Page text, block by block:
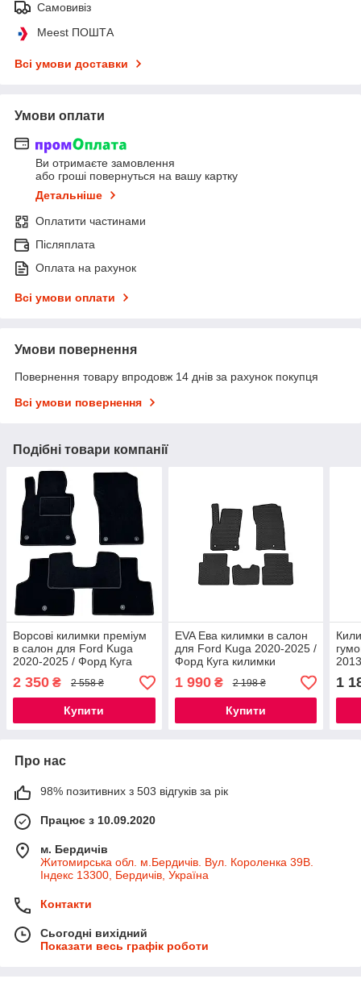
Самовивіз
Meest ПОШТА
Всі умови доставки
Умови оплати
Ви отримаєте замовлення
або гроші повернуться на вашу картку
Детальніше
Оплатити частинами
Післяплата
Оплата на рахунок
Всі умови оплати
Умови повернення
Повернення товару впродовж 14 днів за рахунок покупця
Всі умови повернення
Подібні товари компанії
Ворсові килимки преміум
в салон для Ford Kuga
2020-2025 / Форд Куга
килимки
2 350 ₴ 2 558 ₴
Купити
EVA Ева килимки в салон
для Ford Kuga 2020-2025 /
Форд Куга килимки
1 990₴ 2 198 ₴
Купити
1
Про нас
98% позитивних з 503 відгуків за рік
Працює з 10.09.2020
м. Бердичів
Житомирська обл. м.Бердичів. Вул. Короленка 39В.
Індекс 13300, Бердичів, Україна
Контакти
Сьогодні вихідний
Показати весь графік роботи